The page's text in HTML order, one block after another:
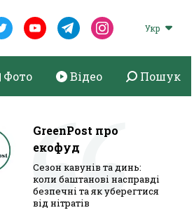
Укр
Фото Відео Пошук
GreenPost про
екофуд
Сезон кавунів та динь:
коли баштанові насправді
безпечні та як уберегтися
від нітратів